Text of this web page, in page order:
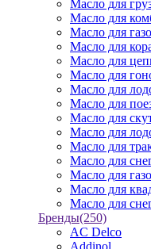
Масло для
Масло для
Масло для
Масло для
Масло для
Масло для
Масло для
Масло для
Масло для
Масло для
Масло для
Масло для
Масло для
Масло для
Масло для
Бренды(250)
AC Delco
Addinol